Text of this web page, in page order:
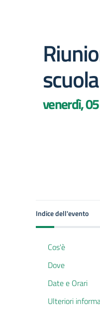
venerdì,
Indice dell'evento
Cos'è
Dove
Date e Orari
Ulteriori